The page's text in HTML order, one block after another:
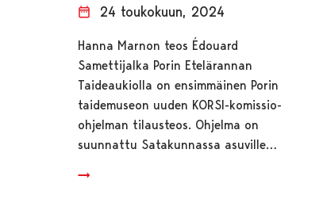
24 toukokuun, 2024
Hanna Marnon teos Édouard
Samettijalka Porin Etelärannan
Taideaukiolla on ensimmäinen Porin
taidemuseon uuden KORSI-komissio-
ohjelman tilausteos. Ohjelma on
suunnattu Satakunnassa asuville…